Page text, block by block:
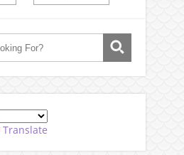
Translate